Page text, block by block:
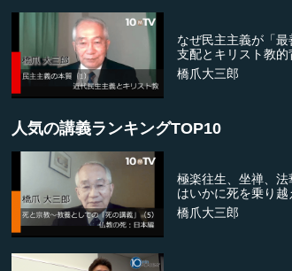
なぜ民主主義が「
支配とキリスト教的
橋爪大三郎
人気の講義ランキングTOP10
極楽往生、坐禅、
はいかに死を乗り越
橋爪大三郎